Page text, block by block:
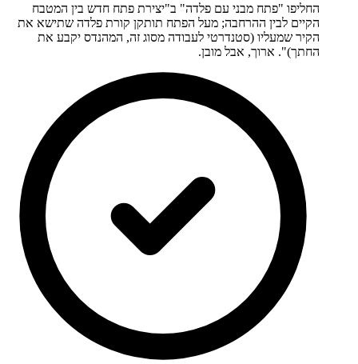
החליפו "פתח מבני עם פלדה" ב"יצירת פתח חדש בין המטבח
הקיים לבין ההרחבה; מעל הפתח תותקן קורת פלדה שתישא את
הקיר שמעליו (סטנדרטי לעבודה מסוג זה, המהנדס יקבע את
החתך)". ארוך, אבל מובן.